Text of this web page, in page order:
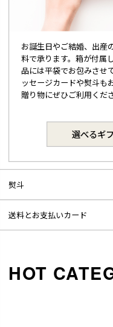
お誕生日やご結婚、出産
料で承ります。箱が付属
品には平袋でお包みさせ
ッセージカードや熨斗も
贈り物にぜひご利用くださ
選べるギ
熨斗
送料とお支払いカード